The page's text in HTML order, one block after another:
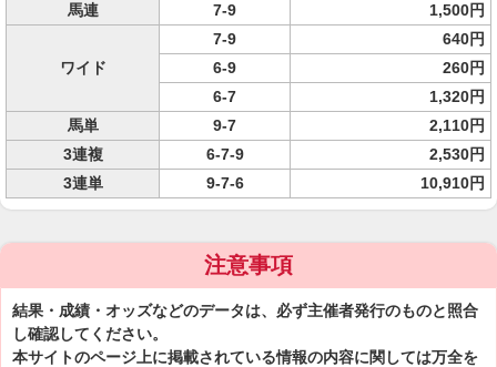
馬連
7-9 1,500円
ワイド
7-9
640円
6-9
260円
6-7
1,320円
馬単
9-7
2,110円
3連複
6-7-9
2,530円
3連単
9-7-6 10,910円
注意事項
結果・成績・オッズなどのデータは、必ず主催者発行のものと照合
し確認してください。
本サイトのページ上に掲載されている情報の内容に関しては万全を